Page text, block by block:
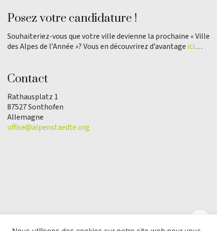
Posez votre candidature !
Souhaiteriez-vous que votre ville devienne la prochaine « Ville
des Alpes de l’Année »? Vous en découvrirez d’avantage ici…
Contact
Rathausplatz 1
87527 Sonthofen
Allemagne
office@alpenstaedte.org